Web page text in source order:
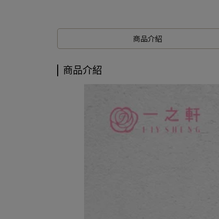
商品介紹
商品介紹